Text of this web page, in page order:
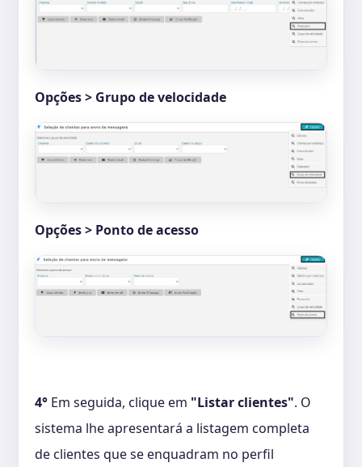
Opções > Grupo de velocidade
Opções > Ponto de acesso
4° Em seguida, clique em "Listar clientes". O
sistema lhe apresentará a listagem completa
de clientes que se enquadram no perfil